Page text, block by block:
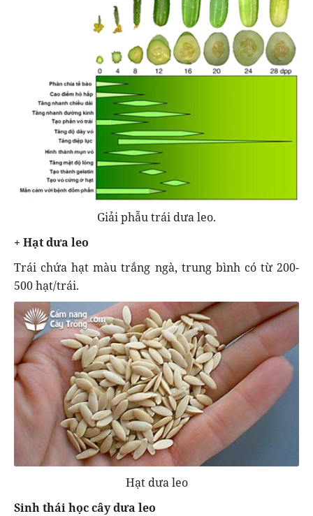
Giải phẫu trái dưa leo.
+ Hạt dưa leo
Trái chứa hạt màu trắng ngà, trung bình có từ 200-
500 hạt/trái.
Hạt dưa leo
Sinh thái học cây dưa leo